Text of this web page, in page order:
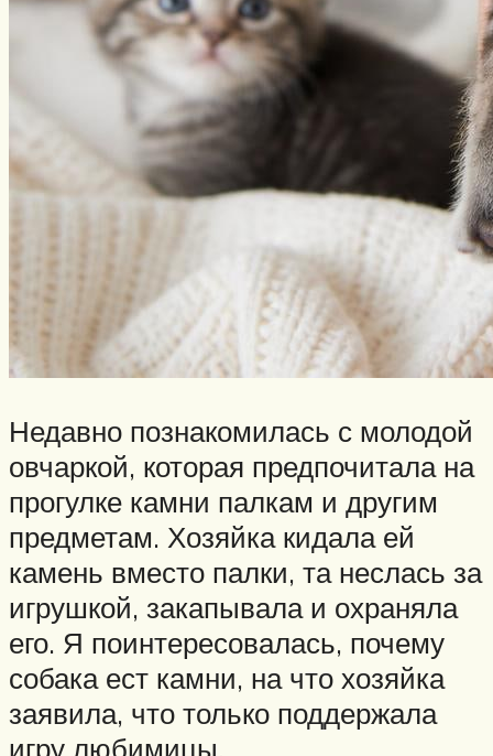
Недавно познакомилась с молодой
овчаркой, которая предпочитала на
прогулке камни палкам и другим
предметам. Хозяйка кидала ей
камень вместо палки, та неслась за
игрушкой, закапывала и охраняла
его. Я поинтересовалась, почему
собака ест камни, на что хозяйка
заявила, что только поддержала
игру любимицы.